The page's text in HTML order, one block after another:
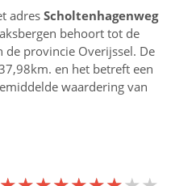
adres Scholtenhagenweg
behoort tot de
de provincie Overijssel. De
en het betreft een
waardering van